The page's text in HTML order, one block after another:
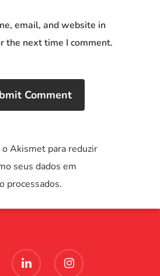
email, and website in
the next time I comment.
Akismet para reduzir
seus dados em
processados.